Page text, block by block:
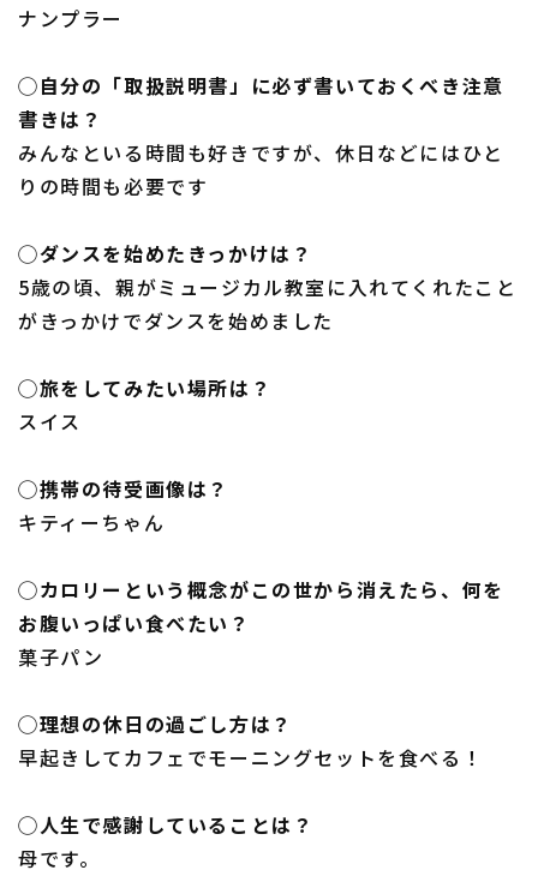
ナンプラー
◯自分の「取扱説明書」に必ず書いておくべき注意
書きは？
みんなといる時間も好きですが、休日などにはひと
りの時間も必要です
◯ダンスを始めたきっかけは？
5歳の頃、親がミュージカル教室に入れてくれたこと
がきっかけでダンスを始めました
◯旅をしてみたい場所は？
スイス
◯携帯の待受画像は？
キティーちゃん
◯カロリーという概念がこの世から消えたら、何を
お腹いっぱい食べたい？
菓子パン
◯理想の休日の過ごし方は？
早起きしてカフェでモーニングセットを食べる！
◯人生で感謝していることは？
母です。